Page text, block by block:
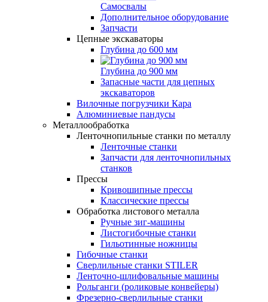
Самосвалы
Дополнительное оборудование
Запчасти
Цепные экскаваторы
Глубина до 600 мм
Глубина до 900 мм
Запасные части для цепных
экскаваторов
Вилочные погрузчики Кара
Алюминиевые пандусы
Металлообработка
Ленточнопильные станки по металлу
Ленточные станки
Запчасти для ленточнопильных
станков
Прессы
Кривошипные прессы
Классические прессы
Обработка листового металла
Ручные зиг-машины
Листогибочные станки
Гильотинные ножницы
Гибочные станки
Сверлильные станки STILER
Ленточно-шлифовальные машины
Рольганги (роликовые конвейеры)
Фрезерно-сверлильные станки